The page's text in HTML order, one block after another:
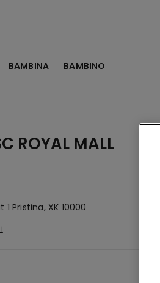
BAMBINA BAMBINO
ROYAL MALL
1 Pristina, XK 10000